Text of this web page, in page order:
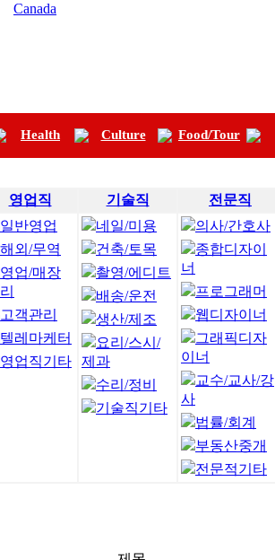
Canada
Health Culture Food/Tour
영업직 기술직 전문직
일반영업
해외/무역
영업/매장
고객관리
텔레마케터
영업직기타
네일/미용
건축/토목
촬영/에디트
배송/운전
생산/제조
요리/스시/
제과
수리/정비
기술직기타
의사/간호사
종합디자이
너
프로그래머
웹디자이너
그래픽디자
이너
교수/교사/강
사
법률/회계
부동산중개
전문적기타